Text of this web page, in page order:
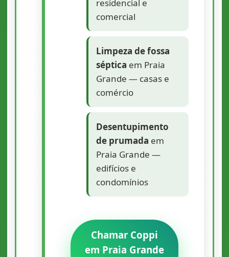
residencial e
comercial
Limpeza de fossa
séptica em Praia
Grande — casas e
comércio
Desentupimento
de prumada em
Praia Grande —
edifícios e
condomínios
Chamar Coppi
em Praia Grande